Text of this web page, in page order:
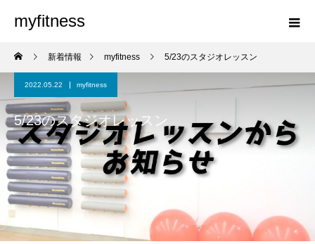
myfitness
新着情報 myfitness 5/23のスタジオレッスン
2022.05.22 myfitness
5/23のスタジオレッスン